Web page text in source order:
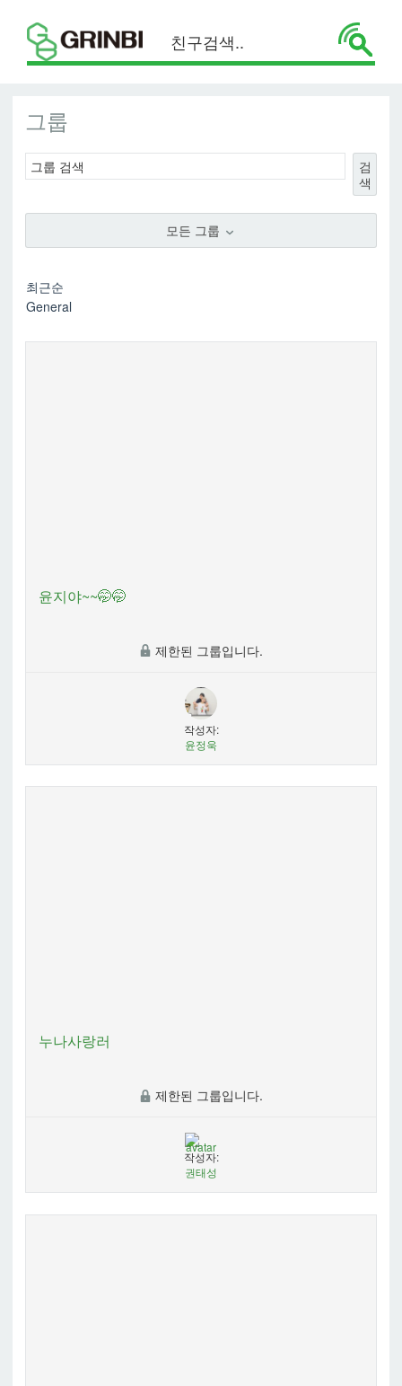
그룹
검
색
모든 그룹
윤지야~~🤭🤭
제한된 그룹입니다.
작성자:
윤정욱
누나사랑러
제한된 그룹입니다.
작성자:
권태성